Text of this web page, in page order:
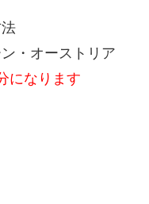
・オーストリア
になります